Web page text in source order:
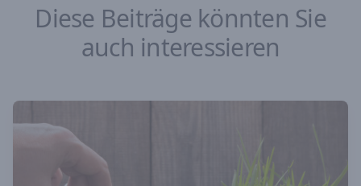
Diese Beiträge könnten Sie
auch interessieren